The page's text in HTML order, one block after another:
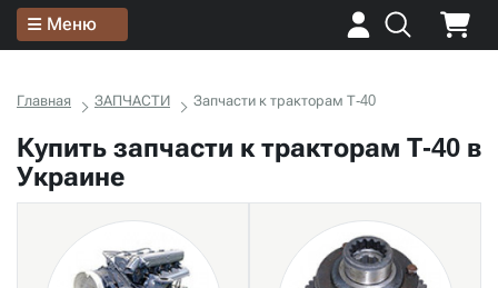
Меню
Главная ЗАПЧАСТИ Запчасти к тракторам Т-40
Купить запчасти к тракторам Т-40 в
Украине